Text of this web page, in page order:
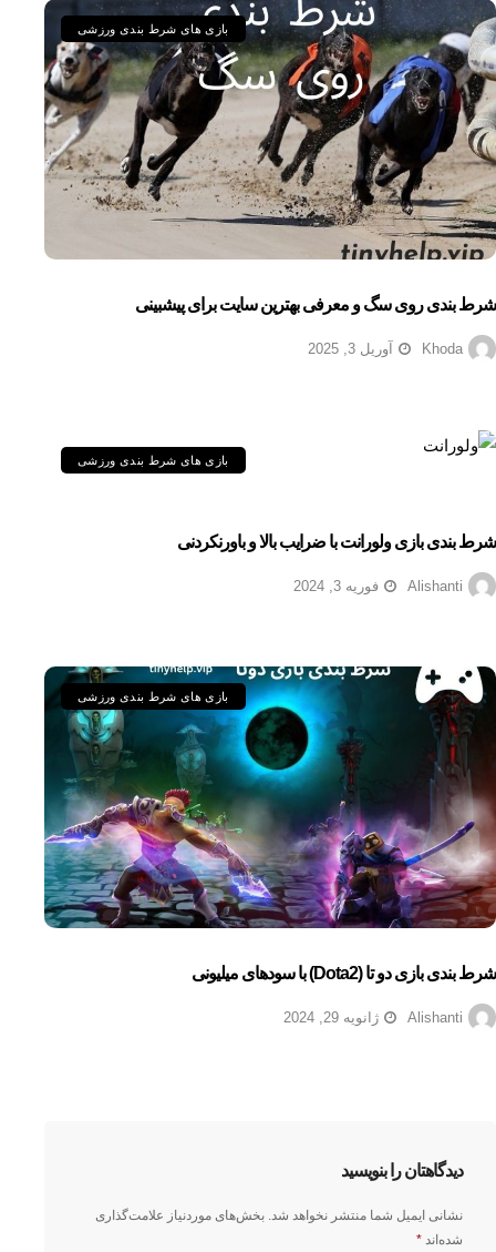
بازی های شرط بندی ورزشی
شرط بندی روی سگ و معرفی بهترین سایت برای پیشبینی
Khoda آوریل 3, 2025
بازی های شرط بندی ورزشی
شرط بندی بازی ولورانت با ضرایب بالا و باورنکردنی
Alishanti فوریه 3, 2024
بازی های شرط بندی ورزشی
شرط بندی بازی دو تا (dota2) با سودهای میلیونی
Alishanti ژانویه 29, 2024
دیدگاهتان را بنویسید
نشانی ایمیل شما منتشر نخواهد شد. بخش‌های موردنیاز علامت‌گذاری
شده‌اند *